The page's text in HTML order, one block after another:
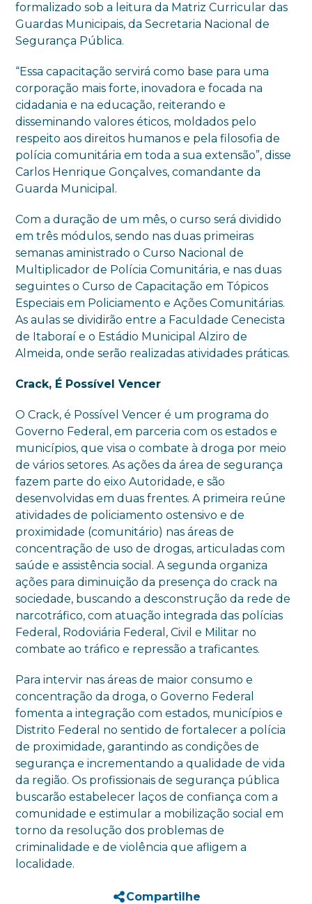
formalizado sob a leitura da Matriz Curricular das
Guardas Municipais, da Secretaria Nacional de
Segurança Pública.
“Essa capacitação servirá como base para uma
corporação mais forte, inovadora e focada na
cidadania e na educação, reiterando e
disseminando valores éticos, moldados pelo
respeito aos direitos humanos e pela filosofia de
polícia comunitária em toda a sua extensão”, disse
Carlos Henrique Gonçalves, comandante da
Guarda Municipal.
Com a duração de um mês, o curso será dividido
em três módulos, sendo nas duas primeiras
semanas aministrado o Curso Nacional de
Multiplicador de Polícia Comunitária, e nas duas
seguintes o Curso de Capacitação em Tópicos
Especiais em Policiamento e Ações Comunitárias.
As aulas se dividirão entre a Faculdade Cenecista
de Itaboraí e o Estádio Municipal Alziro de
Almeida, onde serão realizadas atividades práticas.
Crack, É Possível Vencer
O Crack, é Possível Vencer é um programa do
Governo Federal, em parceria com os estados e
municípios, que visa o combate à droga por meio
de vários setores. As ações da área de segurança
fazem parte do eixo Autoridade, e são
desenvolvidas em duas frentes. A primeira reúne
atividades de policiamento ostensivo e de
proximidade (comunitário) nas áreas de
concentração de uso de drogas, articuladas com
saúde e assistência social. A segunda organiza
ações para diminuição da presença do crack na
sociedade, buscando a desconstrução da rede de
narcotráfico, com atuação integrada das polícias
Federal, Rodoviária Federal, Civil e Militar no
combate ao tráfico e repressão a traficantes.
Para intervir nas áreas de maior consumo e
concentração da droga, o Governo Federal
fomenta a integração com estados, municípios e
Distrito Federal no sentido de fortalecer a polícia
de proximidade, garantindo as condições de
segurança e incrementando a qualidade de vida
da região. Os profissionais de segurança pública
buscarão estabelecer laços de confiança com a
comunidade e estimular a mobilização social em
torno da resolução dos problemas de
criminalidade e de violência que afligem a
localidade.
Compartilhe